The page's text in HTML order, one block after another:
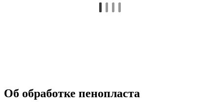
Об обработке пенопласта